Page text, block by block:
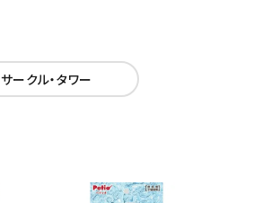
サークル・タワー